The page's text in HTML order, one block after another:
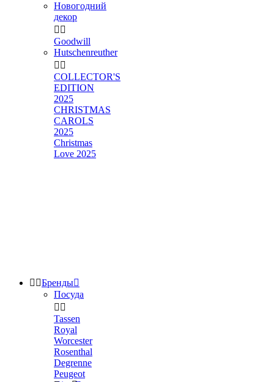
Новогодний
декор
 
Goodwill
Hutschenreuther
 
COLLECTOR'S
EDITION
2025
CHRISTMAS
CAROLS
2025
Christmas
Love 2025
 Бренды
Посуда
 
Tassen
Royal
Worcester
Rosenthal
Degrenne
Peugeot